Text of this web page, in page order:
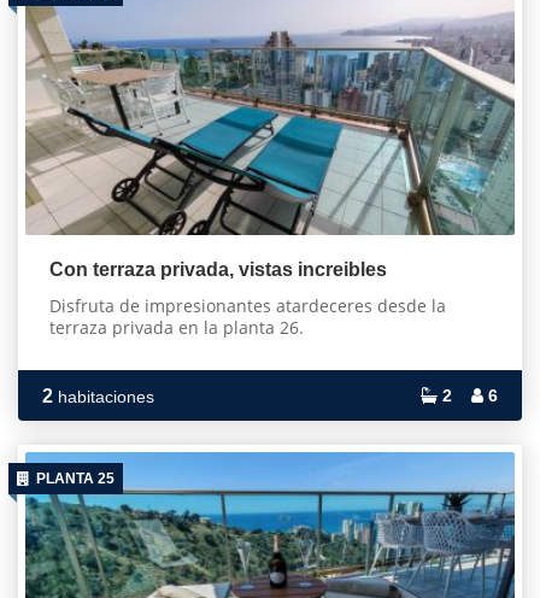
Con terraza privada, vistas increibles
Disfruta de impresionantes atardeceres desde la
terraza privada en la planta 26.
2 habitaciones 2 6
PLANTA 25